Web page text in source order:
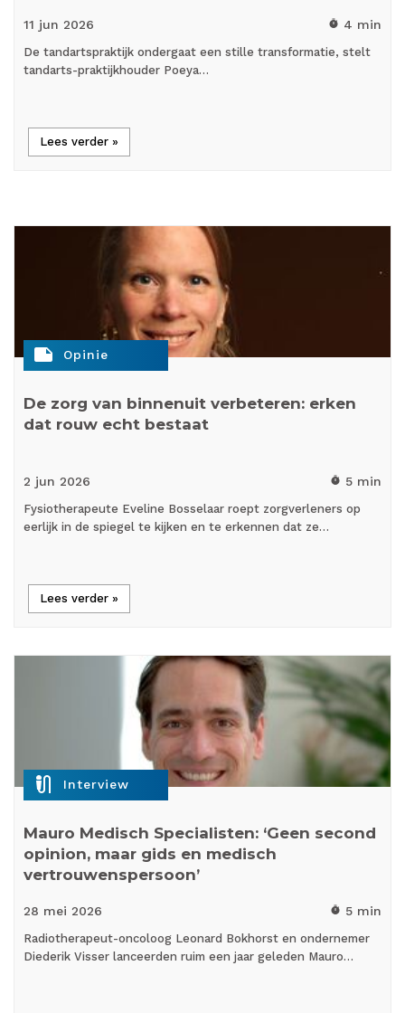
11 jun 2026 timer 4 min
De tandartspraktijk ondergaat een stille transformatie, stelt
tandarts-praktijkhouder Poeya…
Lees verder »
note Opinie
De zorg van binnenuit verbeteren: erken
dat rouw echt bestaat
2 jun 2026 timer 5 min
Fysiotherapeute Eveline Bosselaar roept zorgverleners op
eerlijk in de spiegel te kijken en te erkennen dat ze…
Lees verder »
mic_external_on Interview
Mauro Medisch Specialisten: ‘Geen second
opinion, maar gids en medisch
vertrouwenspersoon’
28 mei 2026 timer 5 min
Radiotherapeut-oncoloog Leonard Bokhorst en ondernemer
Diederik Visser lanceerden ruim een jaar geleden Mauro…